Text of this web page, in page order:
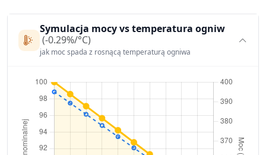
Symulacja mocy vs temperatura ogniw
(-0.29%/°C)
jak moc spada z rosnącą temperaturą ogniwa